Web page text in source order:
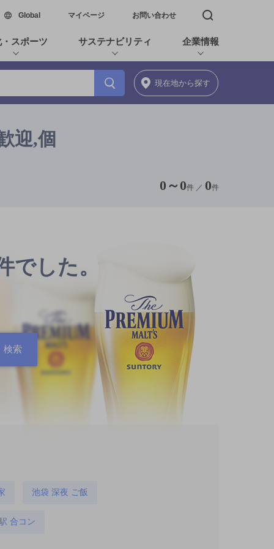
Global新しいウィンドウで開く
マイページ お問い合わせ 検索窓を開く
スポーツ サステナビリティ 企業情報
現在地から探す
迎,個
0 ～ 0件 ／ 0件
でした。
池袋 深夜 ご飯
合コン